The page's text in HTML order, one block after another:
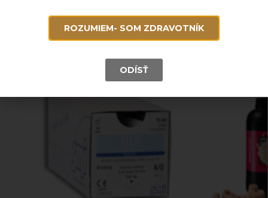
Súvisiace produkty
ROZUMIEM- SOM ZDRAVOTNÍK
ODÍSŤ